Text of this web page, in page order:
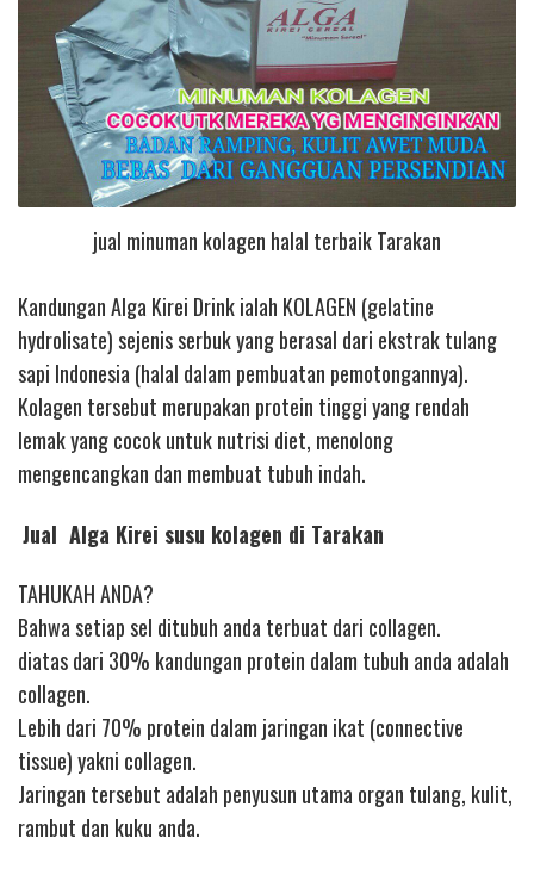
jual minuman kolagen halal terbaik Tarakan
Kandungan Alga Kirei Drink ialah KOLAGEN (gelatine
hydrolisate) sejenis serbuk yang berasal dari ekstrak tulang
sapi Indonesia (halal dalam pembuatan pemotongannya).
Kolagen tersebut merupakan protein tinggi yang rendah
lemak yang cocok untuk nutrisi diet, menolong
mengencangkan dan membuat tubuh indah.
Jual Alga Kirei susu kolagen di Tarakan
TAHUKAH ANDA?
Bahwa setiap sel ditubuh anda terbuat dari collagen.
diatas dari 30% kandungan protein dalam tubuh anda adalah
collagen.
Lebih dari 70% protein dalam jaringan ikat (connective
tissue) yakni collagen.
Jaringan tersebut adalah penyusun utama organ tulang, kulit,
rambut dan kuku anda.